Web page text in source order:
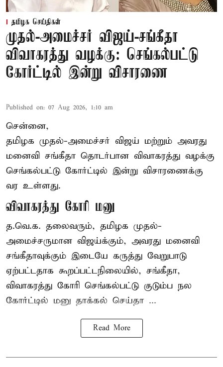
தமிழக செய்திகள்
முதல்-அமைச்சர் விஜய்-சங்கீதா
விவாகரத்து வழக்கு: செங்கல்பட்டு
கோர்ட்டில் இன்று விசாரணை
Published on: 07 Aug 2026, 1:10 am
சென்னை,
தமிழக முதல்-அமைச்சர் விஜய் மற்றும் அவரது
மனைவி சங்கீதா தொடர்பான விவாகரத்து வழக்கு
செங்கல்பட்டு கோர்ட்டில் இன்று விசாரணைக்கு
வர உள்ளது.
விவாகரத்து கோரி மனு
த.வெ.க. தலைவரும், தமிழக முதல்-
அமைச்சருமான விஜய்க்கும், அவரது மனைவி
சங்கீதாவுக்கும் இடையே கருத்து வேறுபாடு
ஏற்பட்டதாக கூறப்பட்டநிலையில், சங்கீதா,
விவாகரத்து கோரி செங்கல்பட்டு குடும்ப நல
கோர்ட்டில் மனு தாக்கல் செய்தா ...
Read More